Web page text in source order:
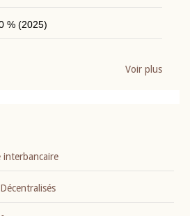
% (2025)
Voir plus
interbancaire